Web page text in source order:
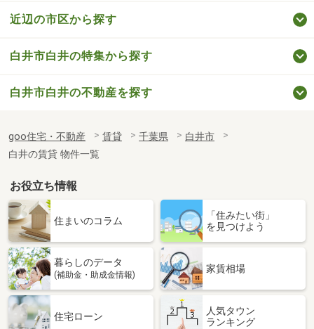
近辺の市区から探す
白井市白井の特集から探す
白井市白井の不動産を探す
goo住宅・不動産 賃貸 千葉県
白井市
白井の賃貸 物件一覧
お役立ち情報
住まいのコラム
「住みたい街」
を見つけよう
暮らしのデータ
(補助金・助成金情報)
家賃相場
住宅ローン
人気タウン
ランキング